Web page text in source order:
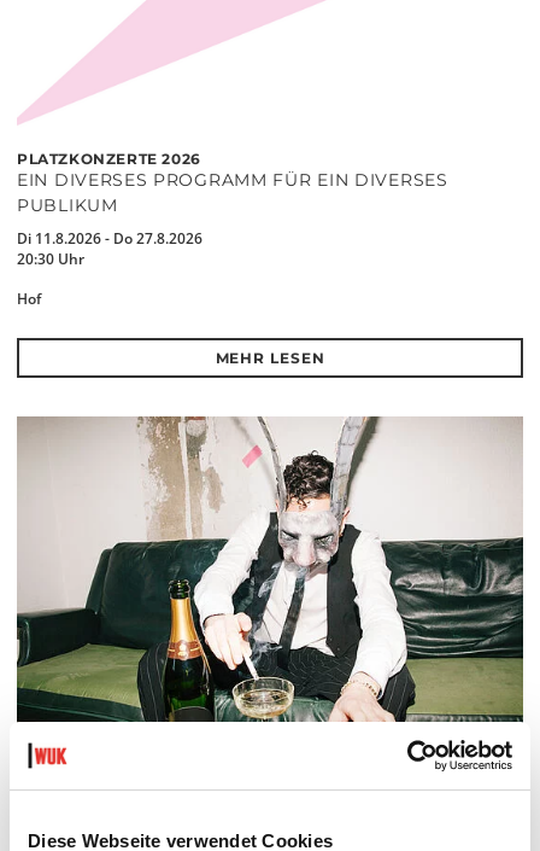
Diese Webseite verwendet Cookies
PLATZKONZERTE 2026
EIN DIVERSES PROGRAMM FÜR EIN DIVERSES
PUBLIKUM
Di 11.8.2026 - Do 27.8.2026
20:30 Uhr
Hof
MEHR LESEN